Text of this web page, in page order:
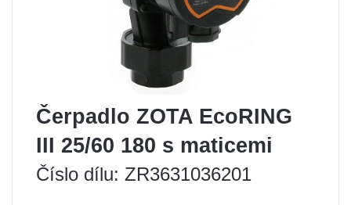
Čerpadlo ZOTA EcoRING
III 25/60 180 s maticemi
Číslo dílu: ZR3631036201